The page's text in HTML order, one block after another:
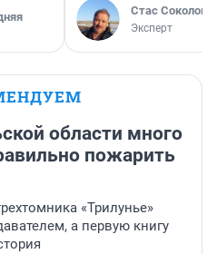
Стас Соколов
Эксперт
области много
пожарить
«Трилунье»
а первую книгу